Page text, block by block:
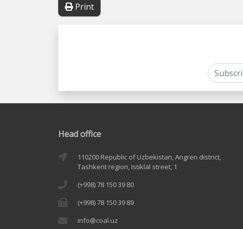
Print
Head office
110200 Republic of Uzbekistan, Angren district,
Tashkent region, Istiklal street, 1
(+998) 78 150 39 80
(+998) 78 150 39 89
info@coal.uz